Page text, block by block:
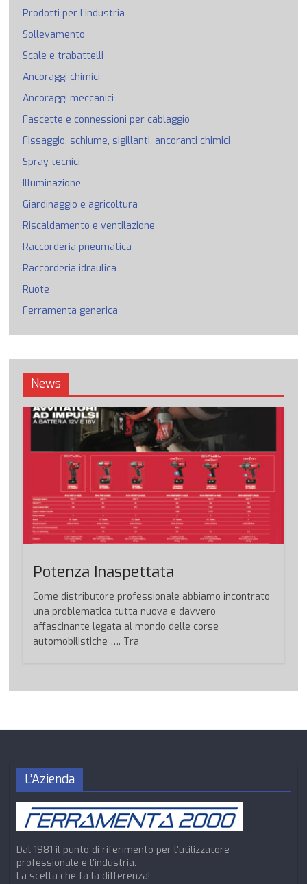
Prodotti per l’industria
Sollevamento
Scale e trabattelli
Ancoraggi chimici
Ancoraggi meccanici
Fascette e connessioni per cablaggio
Fissaggio, schiume, sigillanti, ancoranti chimici
Spray tecnici
Illuminazione
Giardinaggio e agricoltura
Riscaldamento e ventilazione
Raccorderia pneumatica
Raccorderia idraulica
Ruote
Ferramenta generica
News
Potenza Inaspettata
Come distributore professionale abbiamo incontrato
una problematica tutta nuova e davvero
affascinante legata al mondo delle corse
automobilistiche …. Tra
L’Azienda
Dal 1981 il punto di riferimento per l’utilizzatore
professionale e l’industria.
La scelta che fa la differenza!